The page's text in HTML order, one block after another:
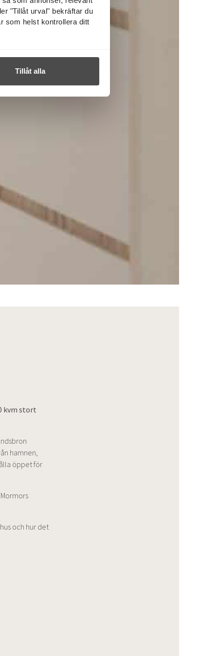
"Tillåt urval" bekräftar du
som helst kontrollera ditt
Tillåt alla
kvm stort
hamnen,
öppet för
och hur det